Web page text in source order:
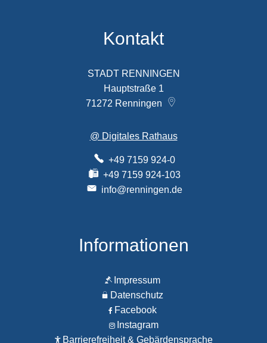
Kontakt
STADT RENNINGEN
Hauptstraße 1
71272 Renningen
@ Digitales Rathaus
+49 7159 924-0
+49 7159 924-103
info@renningen.de
Informationen
Impressum
Datenschutz
Facebook
Instagram
Barrierefreiheit & Gebärdensprache